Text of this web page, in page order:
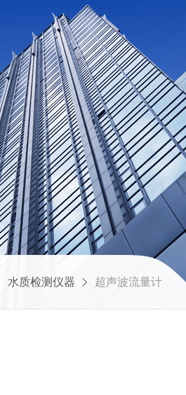
水质检测仪器 超声波流量计